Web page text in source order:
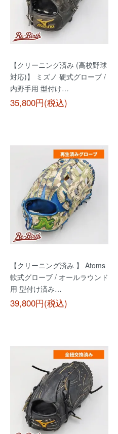
【クリーニング済み (高校野球
対応)】 ミズノ 硬式グローブ /
内野手用 型付け…
35,800円(税込)
【クリーニング済み 】 Atoms
軟式グローブ / オールラウンド
用 型付け済み…
39,800円(税込)